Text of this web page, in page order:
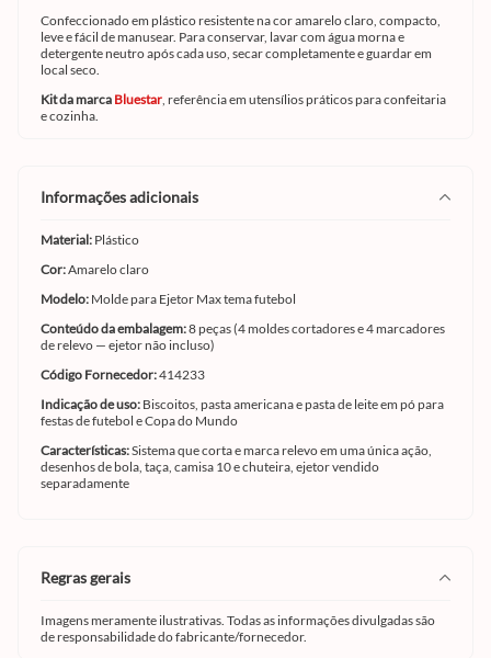
Confeccionado em plástico resistente na cor amarelo claro, compacto,
leve e fácil de manusear. Para conservar, lavar com água morna e
detergente neutro após cada uso, secar completamente e guardar em
local seco.
Kit da marca Bluestar, referência em utensílios práticos para confeitaria
e cozinha.
informações adicionais
Material: Plástico
Cor:Amarelo claro
Modelo: Molde para Ejetor Max tema futebol
Conteúdo da embalagem:8 peças (4 moldes cortadores e 4 marcadores
de relevo — ejetor não incluso)
Código Fornecedor:414233
Indicação de uso: Biscoitos, pasta americana e pasta de leite em pó para
festas de futebol e Copa do Mundo
Características:Sistema que corta e marca relevo em uma única ação,
desenhos de bola, taça, camisa 10 e chuteira, ejetor vendido
separadamente
regras gerais
Imagens meramente ilustrativas. Todas as informações divulgadas são
de responsabilidade do fabricante/fornecedor.